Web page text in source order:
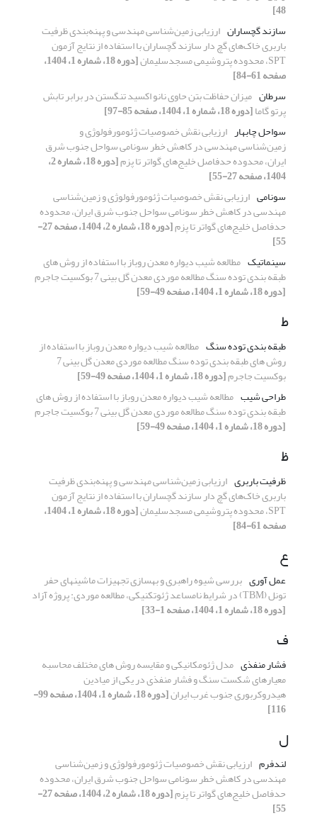
48]
سازند گچساران ارزیابی زمین‌شناسی مهندسی و پهنه‌بندی ظرفیت
باربری خاک‌های گچ دار سازند گچساران با استفاده از نتایج آزمون
SPT، محدوده پتروشیمی مسجدسلیمان [دوره 18، شماره 1، 1404،
صفحه 61-84]
سرطان میزان حفاظت بتن حاوی نانو اکسید تنگستن در برابر تابش
پرتو گاما[دوره 18، شماره 1، 1404، صفحه 85-97]
سواحل چابهار ارزیابی نقش خصوصیات ژئومورفولوژی و
زمین‌شناسی مهندسی در کاهش خطر سونامی سواحل جنوب شرق
ایران، محدوده حدفاصل خلیج‌های گواتر تا پزم [دوره 18، شماره 2،
1404، صفحه 27-55]
سونامی ارزیابی نقش خصوصیات ژئومورفولوژی و زمین‌شناسی
مهندسی در کاهش خطر سونامی سواحل جنوب شرق ایران، محدوده
حدفاصل خلیج‌های گواتر تا پزم [دوره 18، شماره 2، 1404، صفحه 27-
55]
سینماتیک مطالعه شیب دیواره معدن روباز با استفاده از روش ‌های
طبقه بندی توده سنگ مطالعه موردی معدن گل بینی 7 بوکسیت جاجرم
[دوره 18، شماره 1، 1404، صفحه 49-59]
ط
طبقه بندی توده سنگ مطالعه شیب دیواره معدن روباز با استفاده از
روش ‌های طبقه بندی توده سنگ مطالعه موردی معدن گل بینی 7
بوکسیت جاجرم[دوره 18، شماره 1، 1404، صفحه 49-59]
طراحی شیب مطالعه شیب دیواره معدن روباز با استفاده از روش ‌های
طبقه بندی توده سنگ مطالعه موردی معدن گل بینی 7 بوکسیت جاجرم
[دوره 18، شماره 1، 1404، صفحه 49-59]
ظ
ظرفیت باربری ارزیابی زمین‌شناسی مهندسی و پهنه‌بندی ظرفیت
باربری خاک‌های گچ دار سازند گچساران با استفاده از نتایج آزمون
SPT، محدوده پتروشیمی مسجدسلیمان [دوره 18، شماره 1، 1404،
صفحه 61-84]
ع
عمل آوری بررسی شیوه راهبری و بهسازی تجهیزات ماشین‎های حفر
تونل (TBM) در شرایط نامساعد ژئوتکنیکی، مطالعه موردی: پروژه آزاد
[دوره 18، شماره 1، 1404، صفحه 1-33]
ف
فشار منفذی مدل ژئومکانیکی و مقایسه روش های مختلف محاسبه
معیارهای شکست سنگ و فشار منفذی در یکی از میادین
هیدروکربوری جنوب غرب ایران [دوره 18، شماره 1، 1404، صفحه 99-
116]
ل
لندفرم ارزیابی نقش خصوصیات ژئومورفولوژی و زمین‌شناسی
مهندسی در کاهش خطر سونامی سواحل جنوب شرق ایران، محدوده
حدفاصل خلیج‌های گواتر تا پزم [دوره 18، شماره 2، 1404، صفحه 27-
55]